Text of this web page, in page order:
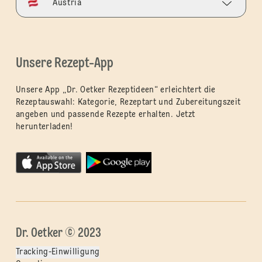
Austria
Unsere Rezept-App
Unsere App „Dr. Oetker Rezeptideen“ erleichtert die
Rezeptauswahl: Kategorie, Rezeptart und Zubereitungszeit
angeben und passende Rezepte erhalten. Jetzt
herunterladen!
Dr. Oetker © 2023
Tracking-Einwilligung